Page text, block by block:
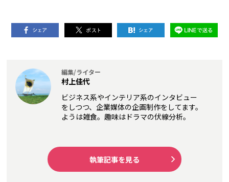
編集/ライター
村上佳代
ビジネス系やインテリア系のインタビュー
をしつつ、企業媒体の企画制作をしてます。
ようは雑食。趣味はドラマの伏線分析。
執筆記事を見る